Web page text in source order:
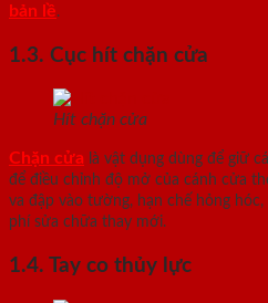
bản lề.
1.3. Cục hít chặn cửa
Hít chặn cửa
Chặn cửa là vật dụng dùng để giữ
để điều chỉnh độ mở của cánh cửa
va đập vào tường, hạn chế hỏng
phí sửa chữa thay mới.
1.4. Tay co thủy lực